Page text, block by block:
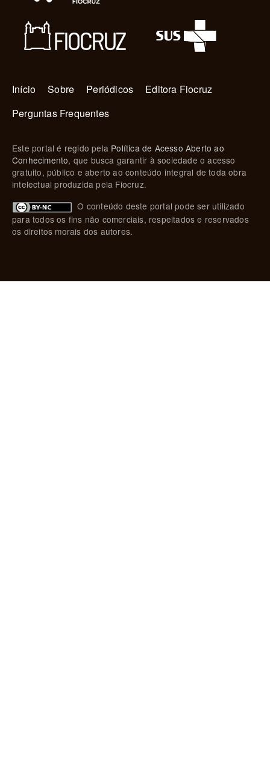
Navegação principal
Início Sobre Periódicos
Editora Fiocruz
Perguntas Frequentes
Este portal é regido pela Política de Acesso Aberto ao
Conhecimento, que busca garantir à sociedade o acesso
gratuito, público e aberto ao conteúdo integral de toda obra
intelectual produzida pela Fiocruz.
O conteúdo deste portal pode ser utilizado
para todos os fins não comerciais, respeitados e reservados
os direitos morais dos autores.